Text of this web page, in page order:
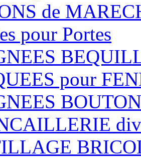
de
pour Portes
pour